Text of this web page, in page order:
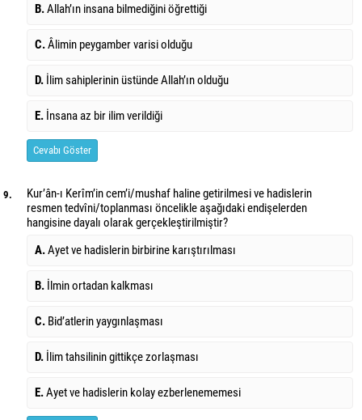
B.Allah’ın insana bilmediğini öğrettiği
C.Âlimin peygamber varisi olduğu
D. İlim sahiplerinin üstünde Allah’ın olduğu
E. İnsana az bir ilim verildiği
Cevabı Göster
9.
Kur’ân-ı Kerîm’in cem’i/mushaf haline getirilmesi ve hadislerin
resmen tedvîni/toplanması öncelikle aşağıdaki endişelerden
hangisine dayalı olarak gerçekleştirilmiştir?
A.Ayet ve hadislerin birbirine karıştırılması
B. İlmin ortadan kalkması
C. Bid’atlerin yaygınlaşması
D. İlim tahsilinin gittikçe zorlaşması
E.Ayet ve hadislerin kolay ezberlenememesi